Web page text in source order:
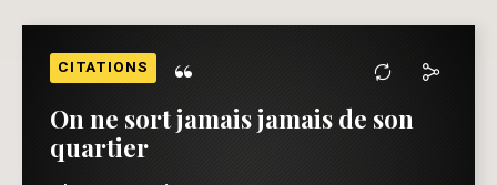
CITATIONS “
On ne sort jamais jamais de son
quartier